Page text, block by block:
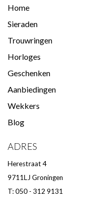
Home
Sieraden
Trouwringen
Horloges
Geschenken
Aanbiedingen
Wekkers
Blog
ADRES
Herestraat 4
9711LJ Groningen
T: 050 - 312 9131